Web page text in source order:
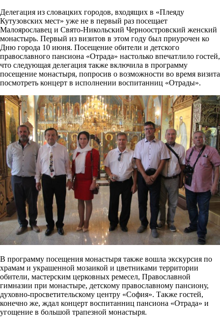
Делегация из словацких городов, входящих в «Плеяду
Кутузовских мест» уже не в первый раз посещает
Малоярославец и Свято-Никольский Черноостровский женский
монастырь. Первый из визитов в этом году был приурочен ко
Дню города 10 июня. Посещение обители и детского
православного пансиона «Отрада» настолько впечатлило гостей,
что следующая делегация также включила в программу
посещение монастыря, попросив о возможности во время визита
посмотреть концерт в исполнении воспитанниц «Отрады».
В программу посещения монастыря также вошла экскурсия по
храмам и украшенной мозаикой и цветниками территории
обители, мастерским церковных ремесел, Православной
гимназии при монастыре, детскому православному пансиону,
духовно-просветительскому центру «София». Также гостей,
конечно же, ждал концерт воспитанниц пансиона «Отрада» и
угощение в большой трапезной монастыря.